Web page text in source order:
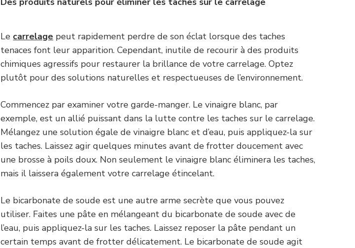
Le carrelage peut rapidement perdre de son éclat lorsque des taches
tenaces font leur apparition. Cependant, inutile de recourir à des produits
chimiques agressifs pour restaurer la brillance de votre carrelage. Optez
plutôt pour des solutions naturelles et respectueuses de l’environnement.
Commencez par examiner votre garde-manger. Le vinaigre blanc, par
exemple, est un allié puissant dans la lutte contre les taches sur le carrelage.
Mélangez une solution égale de vinaigre blanc et d’eau, puis appliquez-la sur
les taches. Laissez agir quelques minutes avant de frotter doucement avec
une brosse à poils doux. Non seulement le vinaigre blanc éliminera les taches,
mais il laissera également votre carrelage étincelant.
Le bicarbonate de soude est une autre arme secrète que vous pouvez
utiliser. Faites une pâte en mélangeant du bicarbonate de soude avec de
l’eau, puis appliquez-la sur les taches. Laissez reposer la pâte pendant un
certain temps avant de frotter délicatement. Le bicarbonate de soude agit